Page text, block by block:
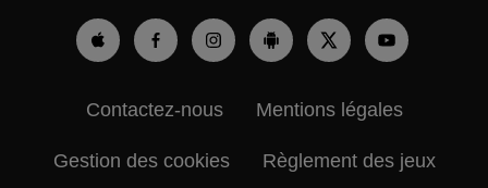
Contactez-nous Mentions légales
Gestion des cookies Règlement des jeux